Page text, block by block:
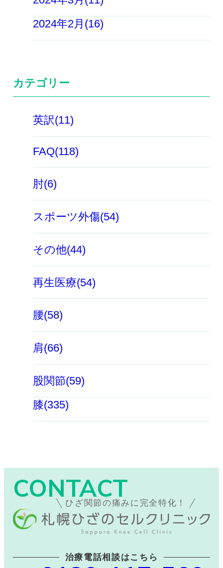
2024年2月(16)
カテゴリー
英訳(11)
FAQ(118)
肘(6)
スポーツ外傷(54)
その他(44)
再生医療(54)
腰(58)
肩(66)
股関節(59)
膝(335)
CONTACT
ひざ関節の痛みに完全特化！
治療電話相談はこちら